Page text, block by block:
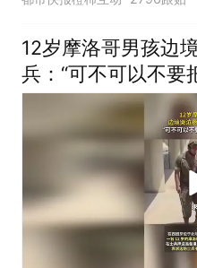
出；亲历者：曾承
改签但没兑现
12岁摩洛哥男孩边
兵：“可不可以不要